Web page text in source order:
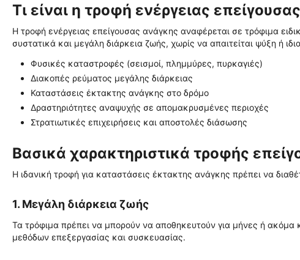
Τι είναι η τροφή ενέργειας
Η τροφή ενέργειας επείγουσας ανάγκης αναφέρεται σε τρόφιμα
συστατικά και μεγάλη διάρκεια ζωής, χωρίς να απαιτείται ψύξη ή
Φυσικές καταστροφές (σεισμοί, πλημμύρες, πυρκαγιές)
Διακοπές ρεύματος μεγάλης διάρκειας
Καταστάσεις έκτακτης ανάγκης στο δρόμο
Δραστηριότητες αναψυχής σε απομακρυσμένες περιοχές
Στρατιωτικές επιχειρήσεις και αποστολές διάσωσης
Βασικά χαρακτηριστικά τροφής
Η ιδανική τροφή για καταστάσεις έκτακτης ανάγκης πρέπει να
1. Μεγάλη διάρκεια ζωής
Τα τρόφιμα πρέπει να μπορούν να αποθηκευτούν για μήνες ή ακόμα
μεθόδων επεξεργασίας και συσκευασίας.